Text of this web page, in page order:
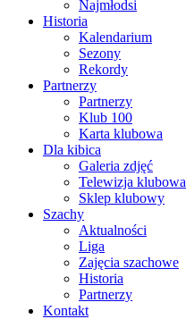
Najmłodsi
Historia
Kalendarium
Sezony
Rekordy
Partnerzy
Partnerzy
Klub 100
Karta klubowa
Dla kibica
Galeria zdjęć
Telewizja klubowa
Sklep klubowy
Szachy
Aktualności
Liga
Zajęcia szachowe
Historia
Partnerzy
Kontakt